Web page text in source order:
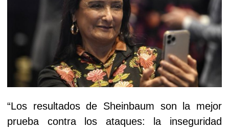
“Los resultados de Sheinbaum son la mejor
prueba contra los ataques: la inseguridad